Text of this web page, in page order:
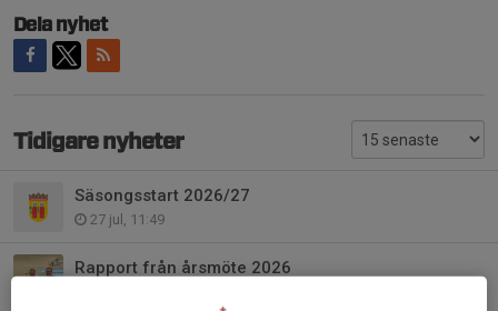
Dela nyhet
Tidigare nyheter
Säsongsstart 2026/27
27 jul, 11:49
Rapport från årsmöte 2026